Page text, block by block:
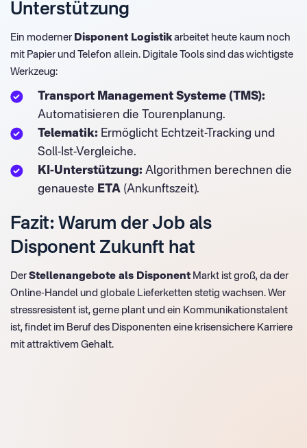
Unterstützung
Ein moderner Disponent Logistik arbeitet heute kaum noch
mit Papier und Telefon allein. Digitale Tools sind das wichtigste
Werkzeug:
Transport Management Systeme (TMS):
Automatisieren die Tourenplanung.
Telematik: Ermöglicht Echtzeit-Tracking und
Soll-Ist-Vergleiche.
KI-Unterstützung: Algorithmen berechnen die
genaueste ETA (Ankunftszeit).
Fazit: Warum der Job als
Disponent Zukunft hat
Der Stellenangebote als Disponent Markt ist groß, da der
Online-Handel und globale Lieferketten stetig wachsen. Wer
stressresistent ist, gerne plant und ein Kommunikationstalent
ist, findet im Beruf des Disponenten eine krisensichere Karriere
mit attraktivem Gehalt.